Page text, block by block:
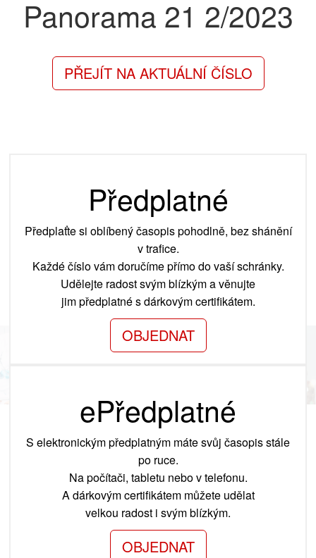
Panorama 21 2/2023
PŘEJÍT NA AKTUÁLNÍ ČÍSLO
Předplatné
Předplaťte si oblíbený časopis pohodlně, bez shánění
v trafice.
Každé číslo vám doručíme přímo do vaší schránky.
Udělejte radost svým blízkým a věnujte
jim předplatné s dárkovým certifikátem.
OBJEDNAT
ePředplatné
S elektronickým předplatným máte svůj časopis stále
po ruce.
Na počítači, tabletu nebo v telefonu.
A dárkovým certifikátem můžete udělat
velkou radost i svým blízkým.
OBJEDNAT